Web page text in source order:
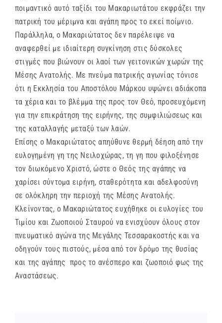
ποιμαντικό αυτό ταξίδι του Μακαριωτάτου εκφράζει την
πατρική του μέριμνα και αγάπη προς το εκεί ποίμνιο.
Παράλληλα, ο Μακαριώτατος δεν παρέλειψε να
αναφερθεί με ιδιαίτερη συγκίνηση στις δύσκολες
στιγμές που βιώνουν οι λαοί των γειτονικών χωρών της
Μέσης Ανατολής. Με πνεύμα πατρικής αγωνίας τόνισε
ότι η Εκκλησία του Αποστόλου Μάρκου υψώνει αδιάκοπα
τα χέρια και το βλέμμα της προς τον Θεό, προσευχόμενη
για την επικράτηση της ειρήνης, της συμφιλιώσεως και
της καταλλαγής μεταξύ των λαών.
Επίσης ο Μακαριώτατος απηύθυνε θερμή δέηση από την
ευλογημένη γη της Νειλοχώρας, τη γη που φιλοξένησε
τον διωκόμενο Χριστό, ώστε ο Θεός της αγάπης να
χαρίσει σύντομα ειρήνη, σταθερότητα και αδελφοσύνη
σε ολόκληρη την περιοχή της Μέσης Ανατολής.
Κλείνοντας, ο Μακαριώτατος ευχήθηκε οι ευλογίες του
Τιμίου και Ζωοποιού Σταυρού να ενισχύουν όλους στον
πνευματικό αγώνα της Μεγάλης Τεσσαρακοστής και να
οδηγούν τους πιστούς, μέσα από τον δρόμο της θυσίας
και της αγάπης προς το ανέσπερο και ζωοποιό φως της
Αναστάσεως.